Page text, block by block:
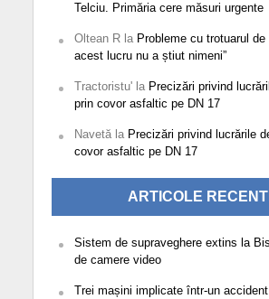
Telciu. Primăria cere măsuri urgente
Oltean Rla Probleme cu trotuarul de
acest lucru nu a știut nimeni”
Tractoristu'la Precizări privind
prin covor asfaltic pe DN 17
Navetăla Precizări privind lucrările
covor asfaltic pe DN 17
ARTICOLE
Sistem de supraveghere extins la
de camere video
Trei mașini implicate într-un